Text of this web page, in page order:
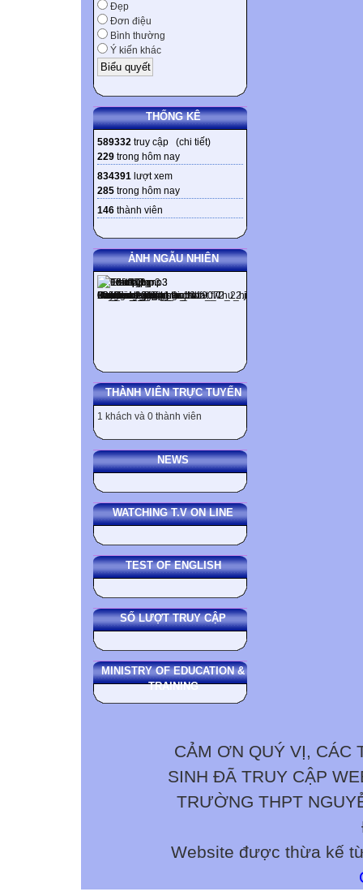
Đẹp
Đơn điệu
Bình thường
Ý kiến khác
THỐNG KÊ
589332 truy cập (chi tiết)
229 trong hôm nay
834391 lượt xem
285 trong hôm nay
146 thành viên
ẢNH NGẪU NHIÊN
THÀNH VIÊN TRỰC TUYẾN
1 khách và 0 thành viên
NEWS
WATCHING T.V ON LINE
TEST OF ENGLISH
SỐ LƯỢT TRUY CẬP
MINISTRY OF EDUCATION &
TRAINING
CẢM ƠN QUÝ VỊ, CÁC
SINH ĐÃ TRUY CẬP
TRƯỜNG THPT
Website được thừa kế